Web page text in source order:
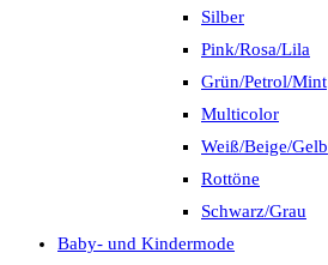
Silber
Pink/Rosa/Lila
Grün/Petrol/Mint
Multicolor
Weiß/Beige/Gelb
Rottöne
Schwarz/Grau
Baby- und Kindermode